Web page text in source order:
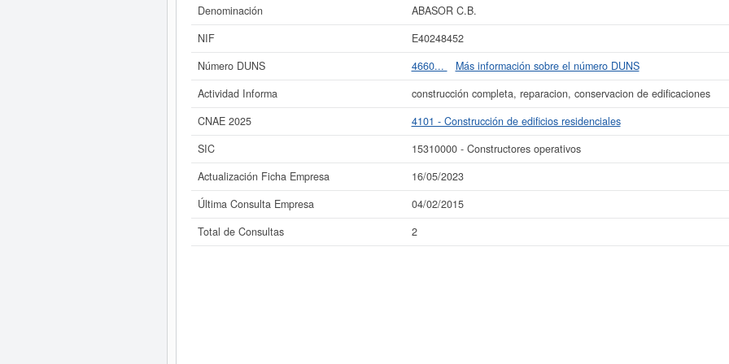
consultar los resultados de sus años de actividad, así como los balances y cuentas de
La última actualización del informe de empresa se ha realizado el 16/05/2023.
Denominación
ABASOR C.B.
NIF
E40248452
Número DUNS
4660...
Más información sobre el número DUNS
Actividad Informa
construcción completa, reparacion, conservacion de edificaciones
CNAE 2025
4101 - Construcción de edificios residenciales
SIC
15310000 - Constructores operativos
Actualización Ficha Empresa
16/05/2023
Última Consulta Empresa
04/02/2015
Total de Consultas
2